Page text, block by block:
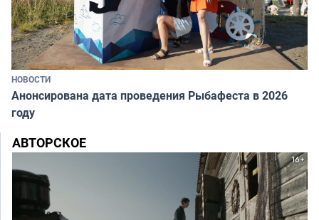
НОВОСТИ
Анонсирована дата проведения Рыбафеста в 2026
году
АВТОРСКОЕ